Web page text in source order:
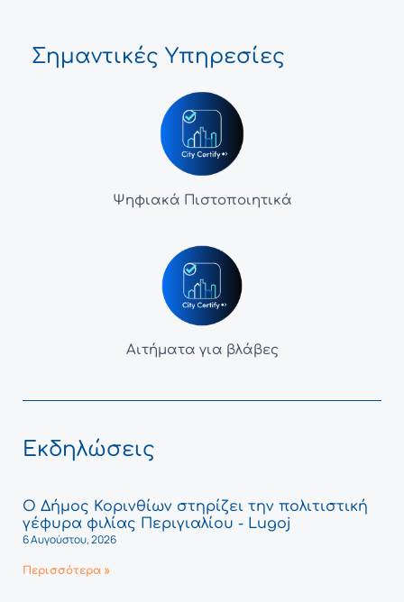
Σημαντικές Υπηρεσίες
Ψηφιακά Πιστοποιητικά
Αιτήματα για βλάβες
Εκδηλώσεις
Ο Δήμος Κορινθίων στηρίζει την πολιτιστική
γέφυρα φιλίας Περιγιαλίου - Lugoj
6 Αυγούστου, 2026
Περισσότερα »